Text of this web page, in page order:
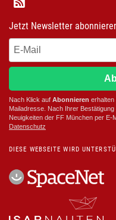
Jetzt Newsletter
Nach Klick auf Abonnieren erhalten
Mailadresse. Nach Ihrer
Neuigkeiten der FF München per E-
Datenschutz
DIESE WEBSEITE WIRD